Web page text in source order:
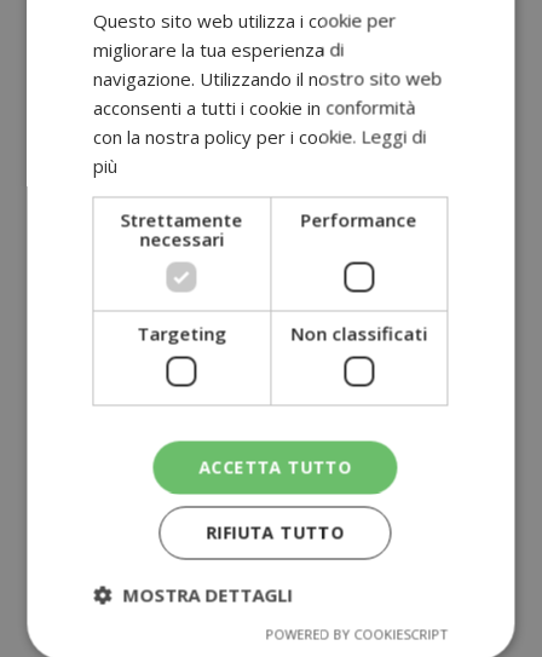
Somministrazione di terapia iniettiva ed endovenosa
Eseguiamo iniezioni intramuscolari o sottocutanee a
seconda delle esigenze dei pazienti. È fondamentale che
prescrizione medica, senza la quale non è possibile
procedere. Il materiale infermieristico di base è invece
fornito dall'Ambulatorio.
Sostituzione o posizionamento catetere vescicale.
Controllo e assistenza delle stomie intestinali ed urinarie.
Esecuzione di medicazione
Questo sito web utilizza i cookie per
migliorare la tua esperienza di
navigazione. Utilizzando il nostro sito web
acconsenti a tutti i cookie in conformità
con la nostra policy per i cookie. Leggi di
più
Strettamente
necessari
Performance
Targeting Non classificati
ACCETTA TUTTO
RIFIUTA TUTTO
MOSTRA DETTAGLI
POWERED BY COOKIESCRIPT